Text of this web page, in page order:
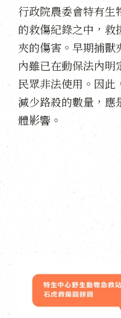
行政院農委會特有生
的救傷紀錄之中，救
夾的傷害。早期捕獸
內雖已在動保法內明
民眾非法使用。因此
減少路殺的數量，應
體影響。